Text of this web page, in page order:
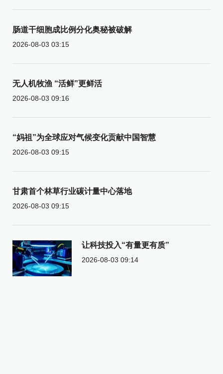
肠道干细胞成比例分化奥秘被破解
2026-08-03 03:15
无人机牧渔 “活鲜”更鲜活
2026-08-03 09:16
“妈祖”为全球应对气候变化贡献中国智慧
2026-08-03 09:15
甘肃首个林草行业碳计量中心落地
2026-08-03 09:15
让科技投入“有量更有质”
2026-08-03 09:14